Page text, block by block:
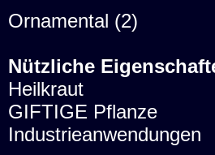
Ornamental (2)
Nützliche
Heilkraut
GIFTIGE Pflanze
Industrieanwendungen